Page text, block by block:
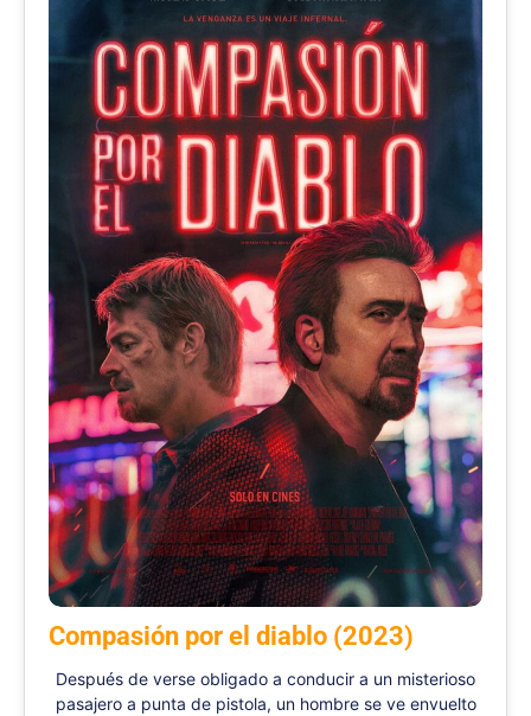
Compasión por el diablo (2023)
Después de verse obligado a conducir a un misterioso
pasajero a punta de pistola, un hombre se ve envuelto